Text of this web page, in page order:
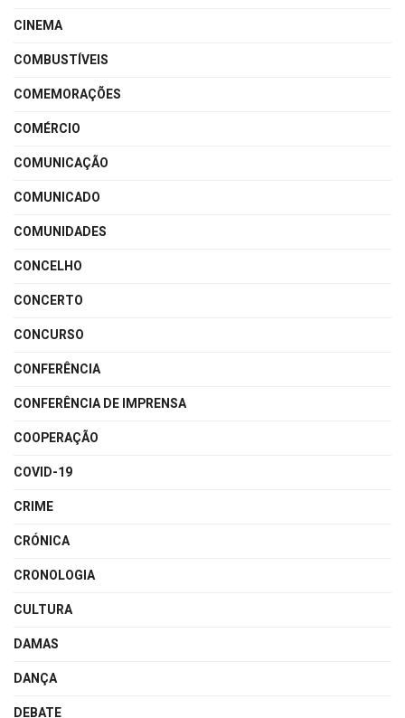
CINEMA
COMBUSTÍVEIS
COMEMORAÇÕES
COMÉRCIO
COMUNICAÇÃO
COMUNICADO
COMUNIDADES
CONCELHO
CONCERTO
CONCURSO
CONFERÊNCIA
CONFERÊNCIA DE IMPRENSA
COOPERAÇÃO
COVID-19
CRIME
CRÓNICA
CRONOLOGIA
CULTURA
DAMAS
DANÇA
DEBATE